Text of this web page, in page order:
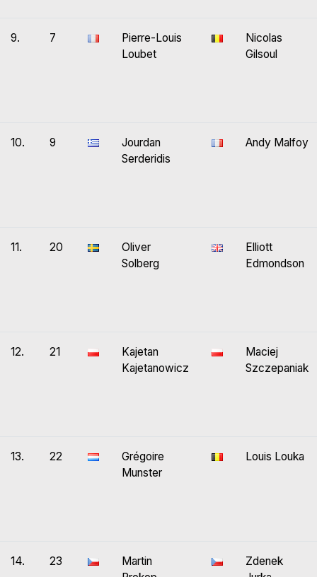
9. 7
Pierre-Louis
Loubet
Nicolas
Gilsoul
10. 9
Jourdan
Serderidis
Andy Malfoy
11. 20
Oliver
Solberg
Elliott
Edmondson
12. 21
Kajetan
Kajetanowicz
Maciej
Szczepaniak
13. 22
Grégoire
Munster
Louis Louka
14. 23
Martin
Zdenek